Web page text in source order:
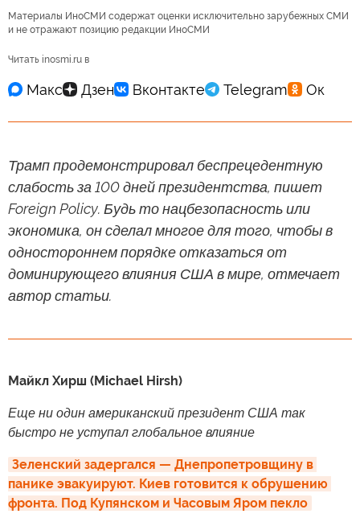
Материалы ИноСМИ содержат оценки исключительно зарубежных СМИ
и не отражают позицию редакции ИноСМИ
Читать inosmi.ru в
Трамп продемонстрировал беспрецедентную
слабость за 100 дней президентства, пишет
Foreign Policy. Будь то нацбезопасность или
экономика, он сделал многое для того, чтобы в
одностороннем порядке отказаться от
доминирующего влияния США в мире, отмечает
автор статьи.
Майкл Хирш (Michael Hirsh)
Еще ни один американский президент США так
быстро не уступал глобальное влияние
Зеленский задергался — Днепропетровщину в
панике эвакуируют. Киев готовится к обрушению
фронта. Под Купянском и Часовым Яром пекло